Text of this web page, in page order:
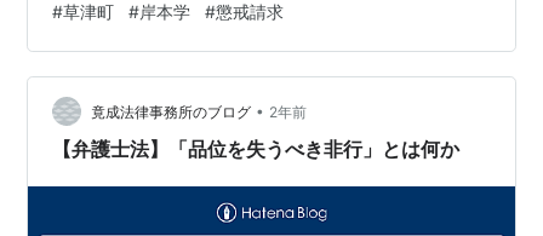
#草津町 #岸本学 #懲戒請求
竟成法律事務所のブログ • 2年前
【弁護士法】「品位を失うべき非行」とは何か